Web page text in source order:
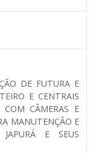
DE FUTURA E
E CENTRAIS
CÂMERAS E
MANUTENÇÃO E
E SEUS